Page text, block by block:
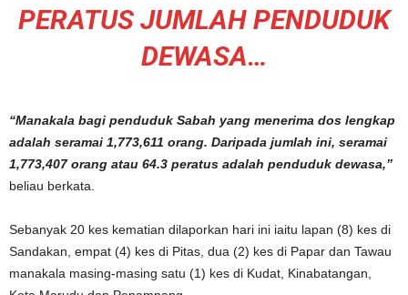
PERATUS JUMLAH PENDUDUK
DEWASA…
“Manakala bagi penduduk Sabah yang menerima dos lengkap
adalah seramai 1,773,611 orang. Daripada jumlah ini, seramai
1,773,407 orang atau 64.3 peratus adalah penduduk dewasa,”
beliau berkata.
Sebanyak 20 kes kematian dilaporkan hari ini iaitu lapan (8) kes di
Sandakan, empat (4) kes di Pitas, dua (2) kes di Papar dan Tawau
manakala masing-masing satu (1) kes di Kudat, Kinabatangan,